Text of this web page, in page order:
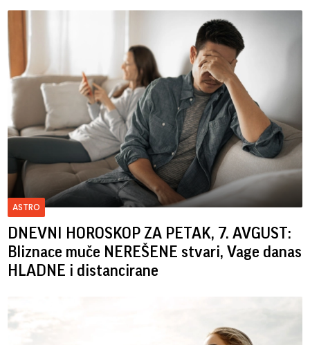
ASTRO
DNEVNI HOROSKOP ZA PETAK, 7. AVGUST:
Bliznace muče NEREŠENE stvari, Vage danas
HLADNE i distancirane